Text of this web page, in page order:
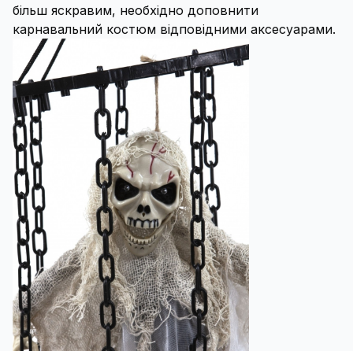
більш яскравим, необхідно доповнити
карнавальний костюм відповідними аксесуарами.